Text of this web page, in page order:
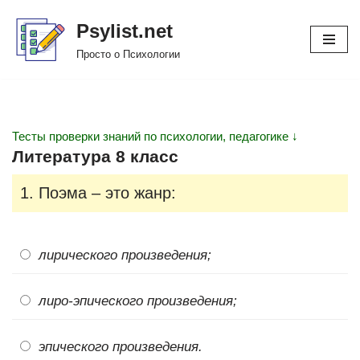
Перейти
Psylist.net
Просто о Психологии
Тесты проверки знаний по психологии, педагогике ↓
Литература 8 класс
1. Поэма – это жанр:
лирического произведения;
лиро-эпического произведения;
эпического произведения.